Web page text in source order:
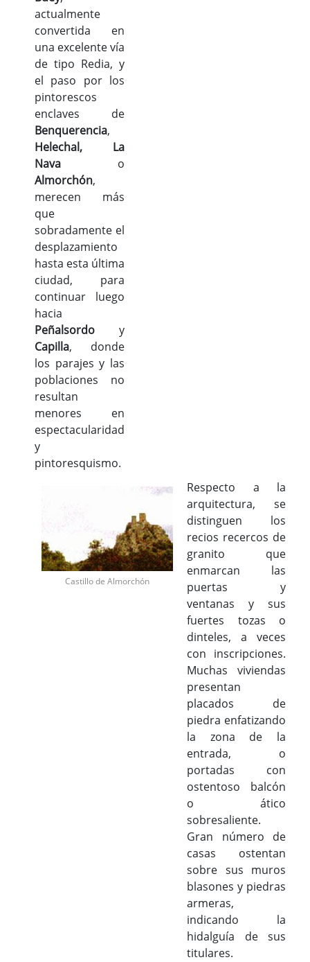
actualmente
convertida en
una excelente vía
de tipo Redia, y
el paso por los
pintorescos
enclaves de
Benquerencia,
Helechal, La
Nava o
Almorchón,
merecen más
que
sobradamente el
desplazamiento
hasta esta última
ciudad, para
continuar luego
hacia
Peñalsordo y
Capilla, donde
los parajes y las
poblaciones no
resultan
menores en
espectacularidad
y
pintoresquismo.
Castillo de Almorchón
Respecto a la
arquitectura, se
distinguen los
recios recercos de
granito que
enmarcan las
puertas y
ventanas y sus
fuertes tozas o
dinteles, a veces
con inscripciones.
Muchas viviendas
presentan
placados de
piedra enfatizando
la zona de la
entrada, o
portadas con
ostentoso balcón
o ático
sobresaliente.
Gran número de
casas ostentan
sobre sus muros
blasones y piedras
armeras,
indicando la
hidalguía de sus
titulares.